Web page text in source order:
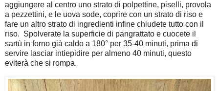
aggiungere al centro uno strato di polpettine, piselli, provola
a pezzettini, e le uova sode, coprire con un strato di riso e
fare un altro strato di ingredienti infine chiudete tutto con il
riso. Spolverate la superficie di pangrattato e cuocete il
sartù in forno già caldo a 180° per 35-40 minuti, prima di
servire lasciar intiepidire per almeno 40 minuti, questo
eviterà che si rompa.